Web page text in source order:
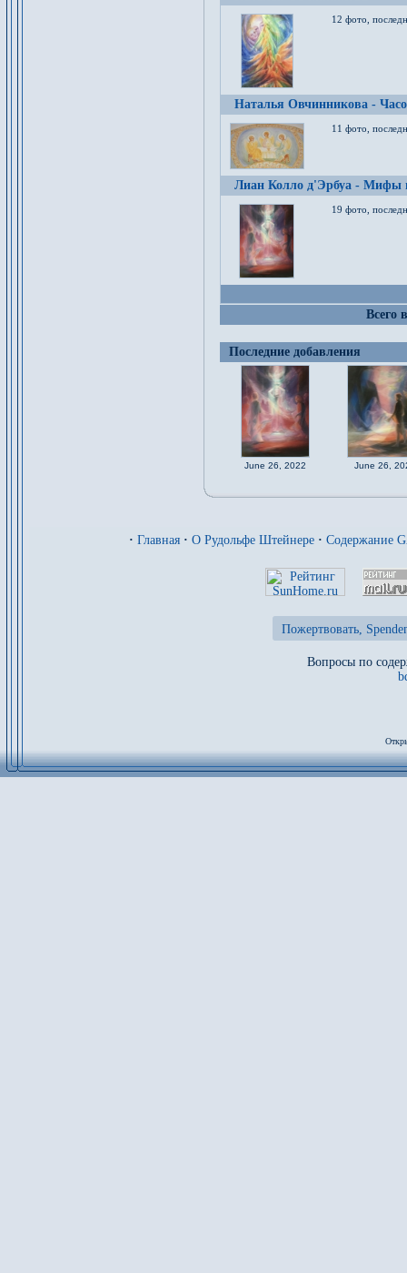
12 фото,
Наталья Овчинникова -
11 фото,
Лиан Колло д'Эрбуа - Мифы
19 фото,
Всего
Последние добавления
June 26, 2022 June 26,
· Главная · О Рудольфе Штейнере · Содержание
Пожертвовать,
Вопросы по